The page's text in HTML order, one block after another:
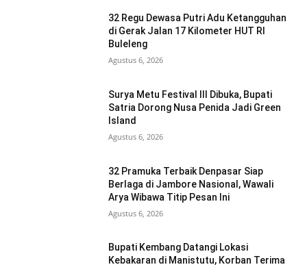
32 Regu Dewasa Putri Adu Ketangguhan
di Gerak Jalan 17 Kilometer HUT RI
Buleleng
Agustus 6, 2026
Surya Metu Festival III Dibuka, Bupati
Satria Dorong Nusa Penida Jadi Green
Island
Agustus 6, 2026
32 Pramuka Terbaik Denpasar Siap
Berlaga di Jambore Nasional, Wawali
Arya Wibawa Titip Pesan Ini
Agustus 6, 2026
Bupati Kembang Datangi Lokasi
Kebakaran di Manistutu, Korban Terima